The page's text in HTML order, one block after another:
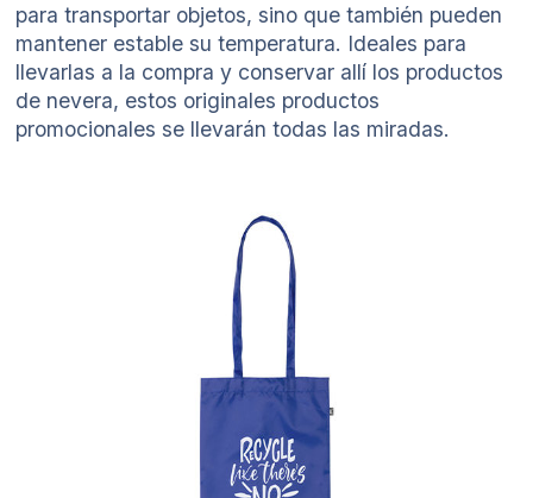
para transportar objetos, sino que también pueden
mantener estable su temperatura. Ideales para
llevarlas a la compra y conservar allí los productos
de nevera, estos originales productos
promocionales se llevarán todas las miradas.